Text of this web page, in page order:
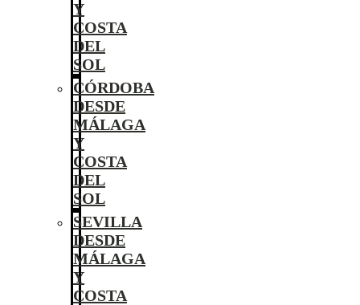
Y
COSTA
DEL
SOL
CÓRDOBA
DESDE
MÁLAGA
Y
COSTA
DEL
SOL
SEVILLA
DESDE
MÁLAGA
Y
COSTA